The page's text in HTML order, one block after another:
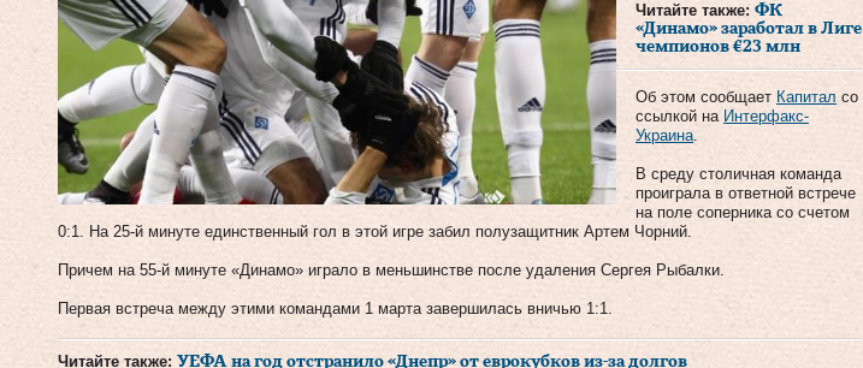
Читайте также: ФК
«Динамо» заработал в Лиге
чемпионов €23 млн
Об этом сообщает Капитал со
ссылкой на Интерфакс-
Украина.
В среду столичная команда
проиграла в ответной встрече
на поле соперника со счетом
0:1. На 25-й минуте единственный гол в этой игре забил полузащитник Артем Чорний.
Причем на 55-й минуте «Динамо» играло в меньшинстве после удаления Сергея Рыбалки.
Первая встреча между этими командами 1 марта завершилась вничью 1:1.
Читайте также: УЕФА на год отстранило «Днепр» от еврокубков из-за долгов